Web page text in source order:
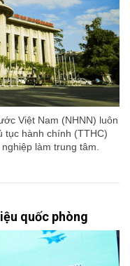
Việt Nam (NHNN) luôn
tục hành chính (TTHC)
làm trung tâm.
quốc phòng